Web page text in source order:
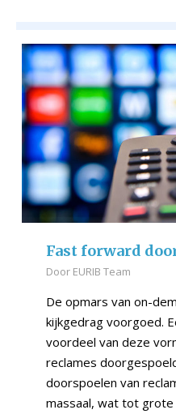
Fast forward
Door EURIB Team
De opmars van on-
kijkgedrag voorgoed.
voordeel van deze
reclames
doorspoelen van
massaal, wat tot